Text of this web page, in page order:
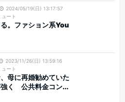
2024/05/19(日) 13:17:57
ート
。ファション系You
2023/11/26(日) 13:59:16
ュート
母に再婚勧めていた
強く 公共料金コン...